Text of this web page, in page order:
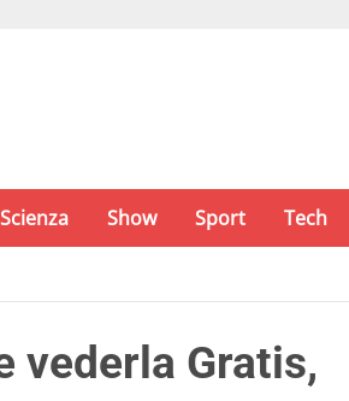
Scienza Show Sport Tech
vederla Gratis,